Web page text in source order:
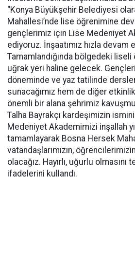
“Konya Büyükşehir Belediyesi
Mahallesi’nde lise öğrenimine
gençlerimiz için Lise Medeniyet
ediyoruz. İnşaatımız hızla devam
Tamamlandığında bölgedeki
uğrak yeri haline gelecek.
döneminde ve yaz tatilinde
sunacağımız hem de diğer
önemli bir alana şehrimiz
Talha Bayrakçı kardeşimizin
Medeniyet Akademimizi inşallah
tamamlayarak Bosna Hersek
vatandaşlarımızın,
olacağız. Hayırlı, uğurlu olmasını
ifadelerini kullandı.